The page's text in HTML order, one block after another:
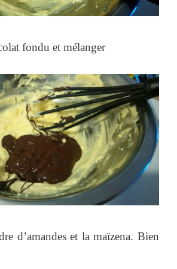
fondu et mélanger
d’amandes et la maïzena. Bien